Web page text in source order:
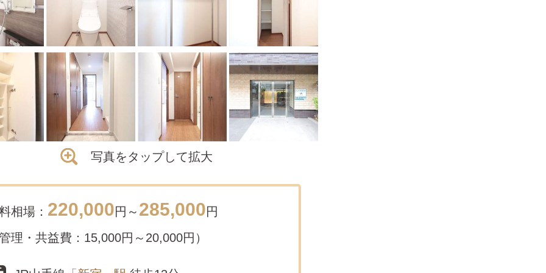
写真をタップして拡大
相場： 220,000円～ 285,000円
理・共益費：15,000円～20,000円）